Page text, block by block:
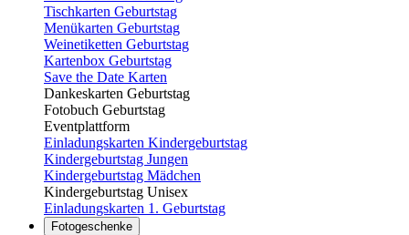
Tischkarten Geburtstag
Menükarten Geburtstag
Weinetiketten Geburtstag
Kartenbox Geburtstag
Save the Date Karten
Dankeskarten Geburtstag
Fotobuch Geburtstag
Eventplattform
Einladungskarten Kindergeburtstag
Kindergeburtstag Jungen
Kindergeburtstag Mädchen
Kindergeburtstag Unisex
Einladungskarten 1. Geburtstag
Fotogeschenke